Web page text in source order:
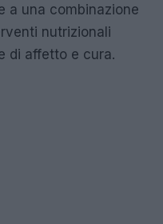
a una combinazione
nutrizionali
di affetto e cura.